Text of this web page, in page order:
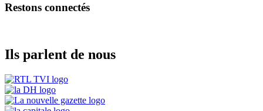
Restons connectés
Ils parlent de nous